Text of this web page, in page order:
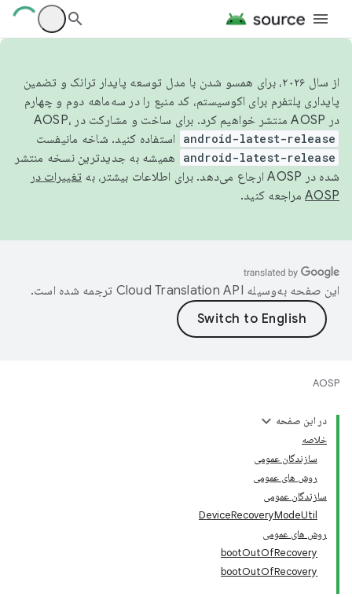
از سال ۲۰۲۶، برای همسو شدن با مدل توسعه پایدار ترانک و تضمین
پایداری پلتفرم برای اکوسیستم، کد منبع را در سه‌ماهه دوم و چهارم
در AOSP منتشر خواهیم کرد. برای ساخت و مشارکت در AOSP،
android-latest-release استفاده کنید. شاخه مانیفست
android-latest-release
همیشه به جدیدترین نسخه منتشر
شده در AOSP ارجاع می‌دهد. برای اطلاعات بیشتر، به
تغییرات در
AOSP مراجعه کنید.
این صفحه به‌وسیله ترجمه شده است.
AOSP
در این صفحه
خلاصه
سازندگان عمومی
روش های عمومی
سازندگان عمومی
DeviceRecoveryModeUtil
روش های عمومی
bootOutOfRecovery
bootOutOfRecovery